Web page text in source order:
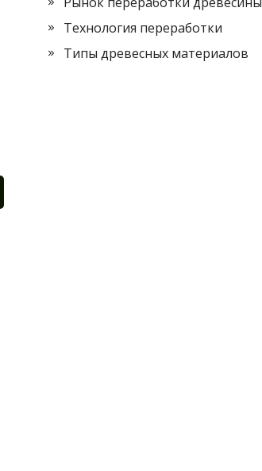
Технология переработки
Типы древесных материалов